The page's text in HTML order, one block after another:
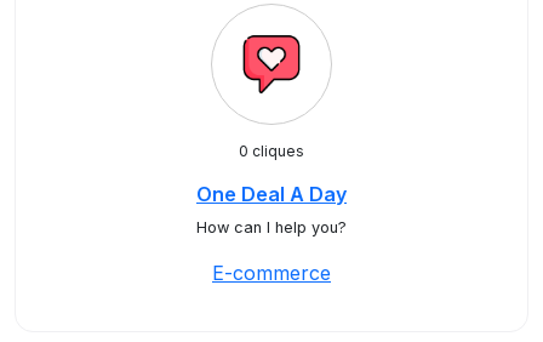
0 cliques
One Deal A Day
How can I help you?
E-commerce